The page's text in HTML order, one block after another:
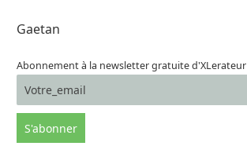
Gaetan
Abonnement à la newsletter gratuite d'XLerateur